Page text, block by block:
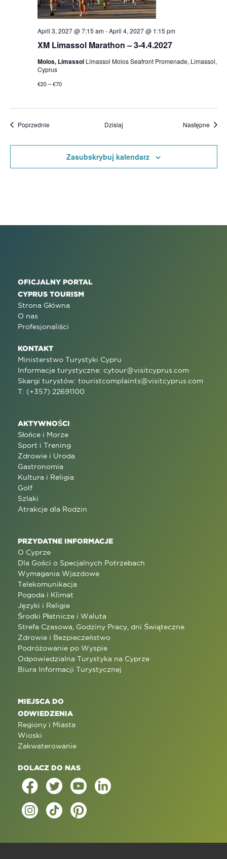
XM Limassol Marathon – 3-4.4.2027
April 3, 2027 @ 7:15 am-April 4, 2027 @ 1:15 pm
Molos, Limassol Limassol Molos Seafront Promenade, Limassol,
Cyprus
€20 – €70
PoprzednieWydarzenia Dzisiaj Następne
Zasubskrybuj kalendarz
OFICJALNY PORTAL
CYPRUS TOURISM
Strona Główna
O nas
Profesjonaliści
KONTAKT
Ministerstwo Turystyki Cypru
Informacje turystyczne: cytour@visitcyprus.com
Skargi turystów: touristcomplaints@visitcyprus.com
T: (+357) 22691100
AKTYWNOŚCI
Słońce i Morze
Sport i Trening
Zdrowie i Uroda
Gastronomia
Kultura i Religia
Golf
Szlaki
Atrakcje dla Rodzin
PRZYDATNE INFORMACJE
O Cyprze
Dla Gości o Specjalnych Potrzebach
Wymagania Wjazdowe
Telekomunikacja
Pogoda i Klimat
Języki i Religie
Środki Płatnicze i Waluta
Strefa Czasowa, Godziny Pracy, dni Świąteczne
Zdrowie i Bezpieczeństwo
Podróżowanie po Wyspie
Odpowiedzialna Turystyka na Cyprze
Biura Informacji Turystycznej
MIEJSCA DO
ODWIEDZENIA
Regiony i Miasta
Wioski
Zakwaterowanie
DOLACZ DO NAS